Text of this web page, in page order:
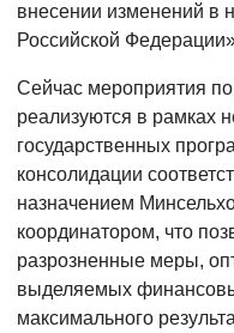
внесении изменений в
Российской
Сейчас мероприятия по
реализуются в рамках
государственных
консолидации
назначением
координатором, что
разрозненные меры,
выделяемых
максимального